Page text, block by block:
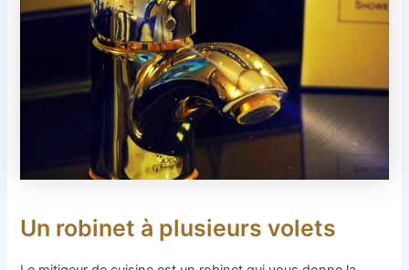
Un robinet à plusieurs volets